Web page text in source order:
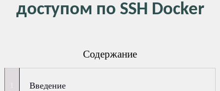
доступом по SSH Docker
Содержание
Введение